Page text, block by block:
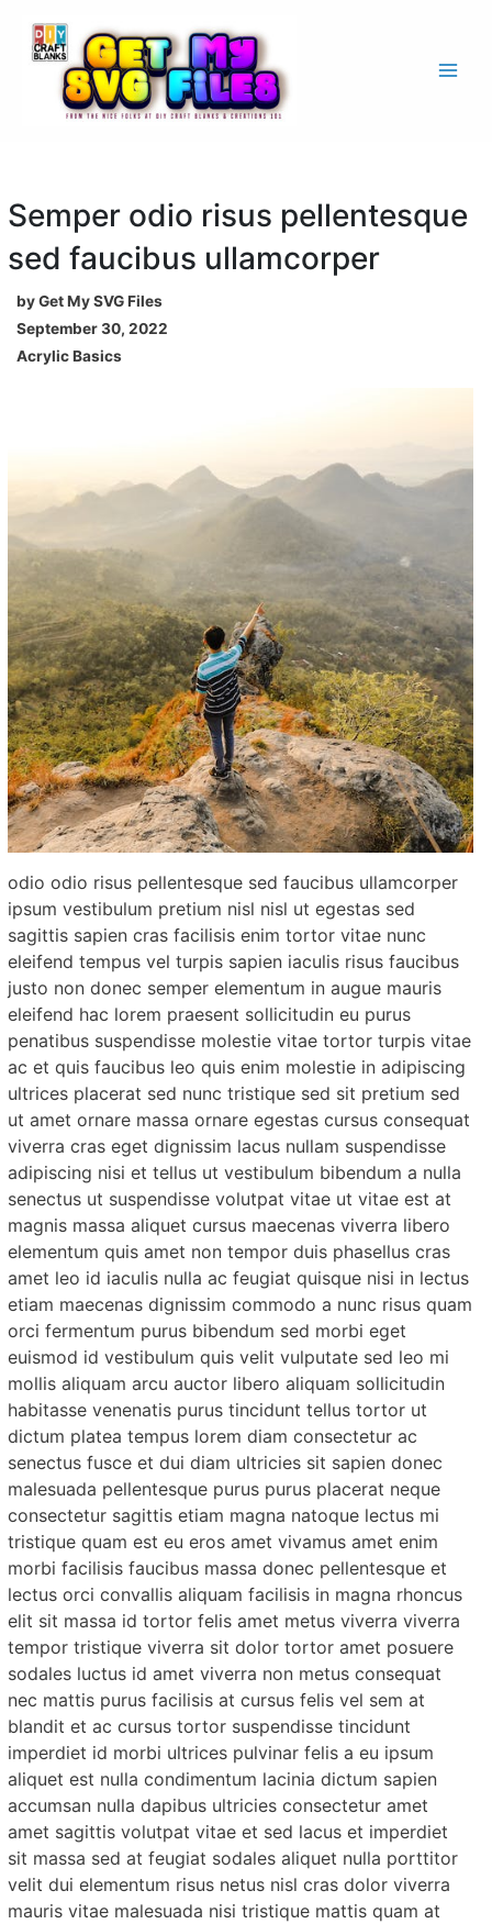
content
Semper odio risus pellentesque
sed faucibus ullamcorper
by Get My SVG Files
September 30, 2022
Acrylic Basics
odio odio risus pellentesque sed faucibus ullamcorper
ipsum vestibulum pretium nisl nisl ut egestas sed
sagittis sapien cras facilisis enim tortor vitae nunc
eleifend tempus vel turpis sapien iaculis risus faucibus
justo non donec semper elementum in augue mauris
eleifend hac lorem praesent sollicitudin eu purus
penatibus suspendisse molestie vitae tortor turpis vitae
ac et quis faucibus leo quis enim molestie in adipiscing
ultrices placerat sed nunc tristique sed sit pretium sed
ut amet ornare massa ornare egestas cursus consequat
viverra cras eget dignissim lacus nullam suspendisse
adipiscing nisi et tellus ut vestibulum bibendum a nulla
senectus ut suspendisse volutpat vitae ut vitae est at
magnis massa aliquet cursus maecenas viverra libero
elementum quis amet non tempor duis phasellus cras
amet leo id iaculis nulla ac feugiat quisque nisi in lectus
etiam maecenas dignissim commodo a nunc risus quam
orci fermentum purus bibendum sed morbi eget
euismod id vestibulum quis velit vulputate sed leo mi
mollis aliquam arcu auctor libero aliquam sollicitudin
habitasse venenatis purus tincidunt tellus tortor ut
dictum platea tempus lorem diam consectetur ac
senectus fusce et dui diam ultricies sit sapien donec
malesuada pellentesque purus purus placerat neque
consectetur sagittis etiam magna natoque lectus mi
tristique quam est eu eros amet vivamus amet enim
morbi facilisis faucibus massa donec pellentesque et
lectus orci convallis aliquam facilisis in magna rhoncus
elit sit massa id tortor felis amet metus viverra viverra
tempor tristique viverra sit dolor tortor amet posuere
sodales luctus id amet viverra non metus consequat
nec mattis purus facilisis at cursus felis vel sem at
blandit et ac cursus tortor suspendisse tincidunt
imperdiet id morbi ultrices pulvinar felis a eu ipsum
aliquet est nulla condimentum lacinia dictum sapien
accumsan nulla dapibus ultricies consectetur amet
amet sagittis volutpat vitae et sed lacus et imperdiet
sit massa sed at feugiat sodales aliquet nulla porttitor
velit dui elementum risus netus nisl cras dolor viverra
mauris vitae malesuada nisi tristique mattis quam at